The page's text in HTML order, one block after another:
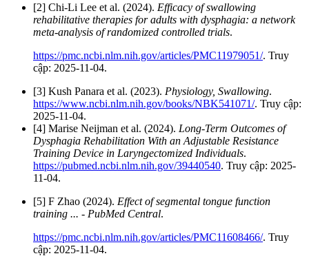
[2] Chi-Li Lee et al. (2024). Efficacy of swallowing
rehabilitative therapies for adults with dysphagia: a network
meta-analysis of randomized controlled trials.
https://pmc.ncbi.nlm.nih.gov/articles/PMC11979051/. Truy
cập: 2025-11-04.
[3] Kush Panara et al. (2023). Physiology, Swallowing.
https://www.ncbi.nlm.nih.gov/books/NBK541071/. Truy cập:
2025-11-04.
[4] Marise Neijman et al. (2024). Long-Term Outcomes of
Dysphagia Rehabilitation With an Adjustable Resistance
Training Device in Laryngectomized Individuals.
https://pubmed.ncbi.nlm.nih.gov/39440540. Truy cập: 2025-
11-04.
[5] F Zhao (2024). Effect of segmental tongue function
training ... - PubMed Central.
https://pmc.ncbi.nlm.nih.gov/articles/PMC11608466/. Truy
cập: 2025-11-04.